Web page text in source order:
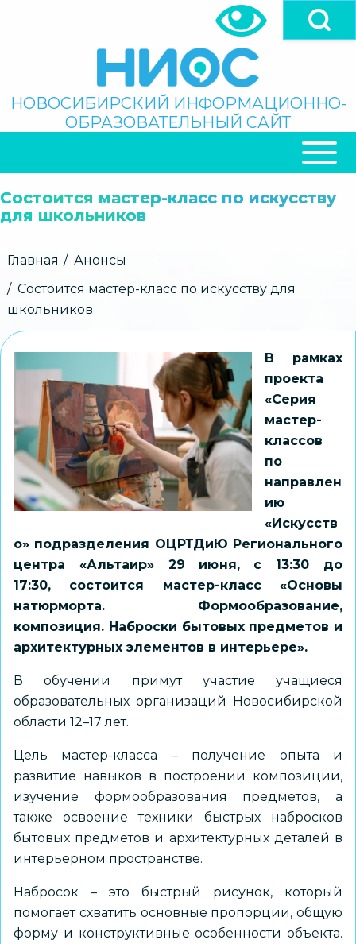
Поиск
НОВОСИБИРСКИЙ ИНФОРМАЦИОННО-
ОБРАЗОВАТЕЛЬНЫЙ САЙТ
НАВИГАЦИЯ
Состоится мастер-класс по искусству
для школьников
Строка
Главная
Анонсы
Состоится мастер-класс по искусству для
школьников
В рамках
проекта
«Серия
мастер-
классов
по
направлен
ию
«Искусств
о» подразделения ОЦРТДиЮ Регионального
центра «Альтаир» 29 июня, с 13:30 до
17:30, состоится мастер-класс «Основы
натюрморта. Формообразование,
композиция. Наброски бытовых предметов и
архитектурных элементов в интерьере».
В обучении примут участие учащиеся
образовательных организаций Новосибирской
области 12–17 лет.
Цель мастер-класса – получение опыта и
развитие навыков в построении композиции,
изучение формообразования предметов, а
также освоение техники быстрых набросков
бытовых предметов и архитектурных деталей в
интерьерном пространстве.
Набросок – это быстрый рисунок, который
помогает схватить основные пропорции, общую
форму и конструктивные особенности объекта.